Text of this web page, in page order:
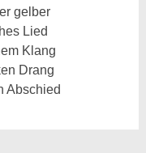
gelber
Lied
Klang
Drang
Abschied